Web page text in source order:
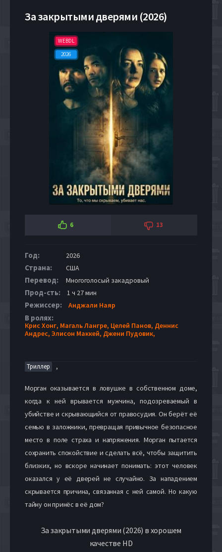
За закрытыми дверями (2026)
WEBDL
2026
6 13
Год: 2026
Страна: США
Перевод: Многоголосый закадровый
Прод-сть: 1 ч 27 мин
Режиссер: Анджали Наяр
В ролях:
Крис Хонг, Магаль Лангре, Целей Панов, Деннис
Андрес, Элисон Маккей, Джени Пудовик,
Триллер ,
Морган оказывается в ловушке в собственном доме,
когда к ней врывается мужчина, подозреваемый в
убийстве и скрывающийся от правосудия. Он берёт её
семью в заложники, превращая привычное безопасное
место в поле страха и напряжения. Морган пытается
сохранить спокойствие и сделать всё, чтобы защитить
близких, но вскоре начинает понимать: этот человек
оказался у её дверей не случайно. За нападением
скрывается причина, связанная с ней самой. Но какую
тайну он принёс в её дом?
За закрытыми дверями (2026) в хорошем
качестве HD